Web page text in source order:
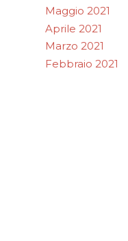
Maggio 2021
Aprile 2021
Marzo 2021
Febbraio 2021